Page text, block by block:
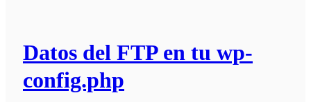
Datos del FTP en tu wp-
config.php